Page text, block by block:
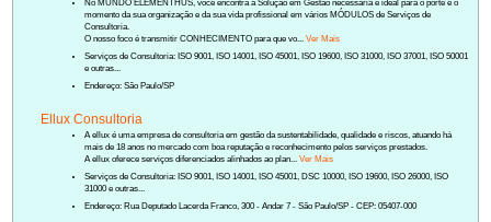
No MUNDO ELEMENTHUS, você encontra a Solução em Gestão necessária e ideal para o porte e o
momento da sua organização e da sua vida profissional em vários MÓDULOS de Serviços de
Consultoria.
O nosso foco é transmitir CONHECIMENTO para que vo...Ver Mais
Serviços de Consultoria: ISO 9001, ISO 14001, ISO 45001, ISO 19600, ISO 31000, ISO 37001, ISO 50001
e outras...
Endereço: São Paulo/SP
Ellux Consultoria
A ellux é uma empresa de consultoria em gestão da sustentabilidade, qualidade e riscos, atuando há
mais de 18 anos no mercado com boa reputação e reconhecimento pelos serviços prestados.
A ellux oferece serviços diferenciados alinhados ao plan...Ver Mais
Serviços de Consultoria: ISO 9001, ISO 14001, ISO 45001, DSC 10000, ISO 19600, ISO 26000, ISO
31000 e outras...
Endereço: Rua Deputado Lacerda Franco, 300 - Andar 7 - São Paulo/SP - CEP: 05407-000